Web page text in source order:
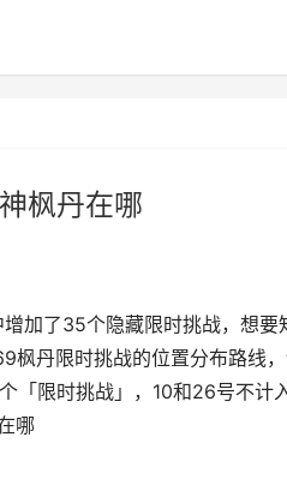
枫丹在哪
加了35个隐藏限时挑战，想要
枫丹限时挑战的位置分布路线
「限时挑战」，10和26号不计
哪